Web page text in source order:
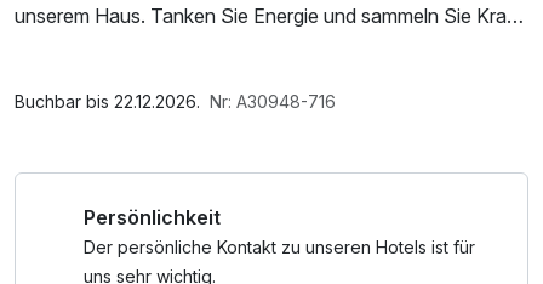
unserem Haus. Tanken Sie Energie und sammeln Sie Kraft
1 Flasche Mineralwasser, W-LAN Nutzung /
Buchbar bis 22.12.2026. Nr: A30948-716
Persönlichkeit
Der persönliche Kontakt zu unseren Hotels ist für
uns sehr wichtig.